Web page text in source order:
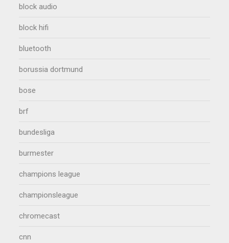
block audio
block hifi
bluetooth
borussia dortmund
bose
brf
bundesliga
burmester
champions league
championsleague
chromecast
cnn